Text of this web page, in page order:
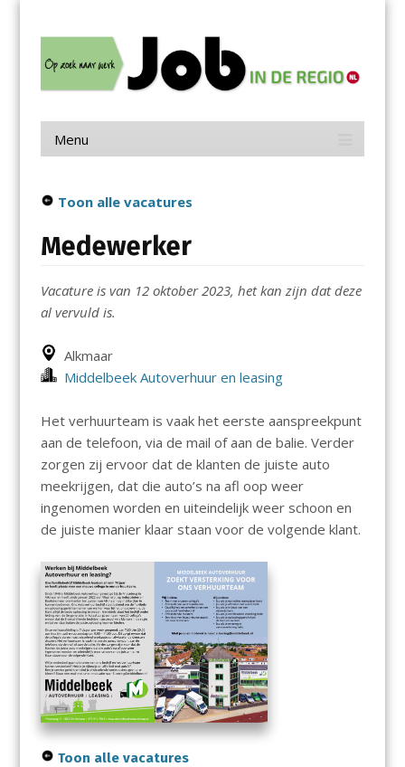
contentJob in de Regio
Menu
Toon alle vacatures
Medewerker
Vacature is van 12 oktober 2023, het kan zijn dat deze
al vervuld is.
Alkmaar
Middelbeek Autoverhuur en leasing
Het verhuurteam is vaak het eerste aanspreekpunt
aan de telefoon, via de mail of aan de balie. Verder
zorgen zij ervoor dat de klanten de juiste auto
meekrijgen, dat die auto’s na afl oop weer
ingenomen worden en uiteindelijk weer schoon en
de juiste manier klaar staan voor de volgende klant.
Toon alle vacatures